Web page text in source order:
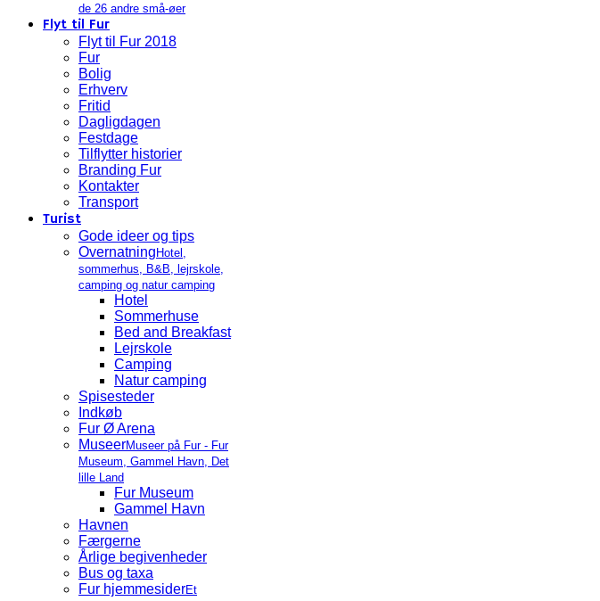
de 26 andre små-øer
Flyt til Fur
Flyt til Fur 2018
Fur
Bolig
Erhverv
Fritid
Dagligdagen
Festdage
Tilflytter historier
Branding Fur
Kontakter
Transport
Turist
Gode ideer og tips
Overnatning Hotel,
sommerhus, B&B, lejrskole,
camping og natur camping
Hotel
Sommerhuse
Bed and Breakfast
Lejrskole
Camping
Natur camping
Spisesteder
Indkøb
Fur Ø Arena
MuseerMuseer på Fur - Fur
Museum, Gammel Havn, Det
lille Land
Fur Museum
Gammel Havn
Havnen
Færgerne
Årlige begivenheder
Bus og taxa
Fur hjemmesiderEt